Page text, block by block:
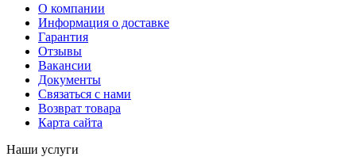
О компании
Информация о доставке
Гарантия
Отзывы
Вакансии
Документы
Связаться с нами
Возврат товара
Карта сайта
Наши услуги